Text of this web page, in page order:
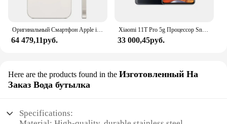
Оригинальный Смартфон Apple iPhone 14 Plus, телефон с идентификацией по лицу, экран 6,7 дюйма, 6 ГБ ОЗУ 128/256/512 Гб ПЗУ, двойная камера 12 МП, A15, IOS, шестиядерный процессор
64 479,11руб.
Xiaomi 11T Pro 5g Процессор Snapdragon 888 Android 6,67 дюйма ОЗУ 8 ГБ ПЗУ 256 ГБ 108 МП Камера Используемый телефон
33 000,45руб.
Here are the products found in the Изготовленный На
Заказ Вода бутылка
Specifications: